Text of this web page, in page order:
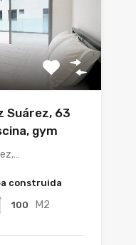
Suárez, 63
gym
construida
100 M2